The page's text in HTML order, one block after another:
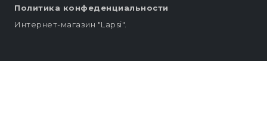
Политика конфеденциальности
Интернет-магазин "Lapsi".